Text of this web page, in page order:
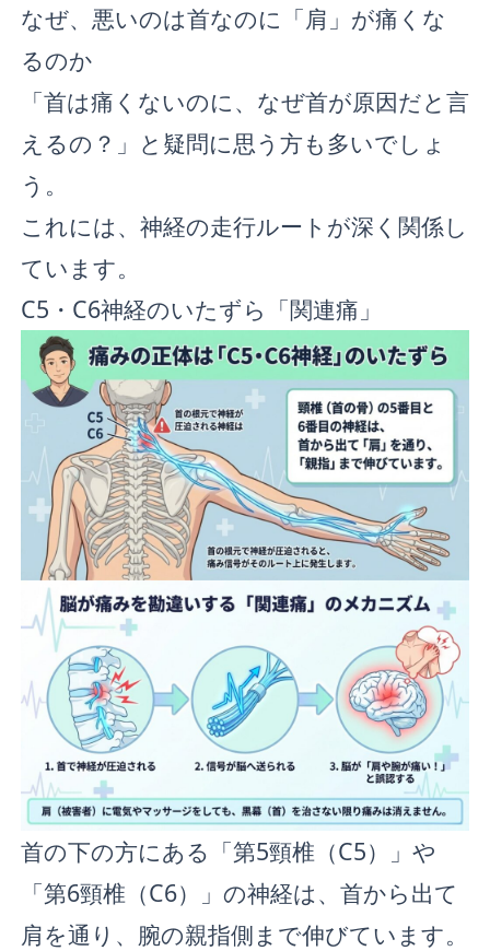
なぜ、悪いのは首なのに「肩」が痛くな
るのか
「首は痛くないのに、なぜ首が原因だと言
えるの？」と疑問に思う方も多いでしょ
う。
これには、神経の走行ルートが深く関係し
ています。
C5・C6神経のいたずら「関連痛」
首の下の方にある「第5頸椎（C5）」や
「第6頸椎（C6）」の神経は、首から出て
肩を通り、腕の親指側まで伸びています。